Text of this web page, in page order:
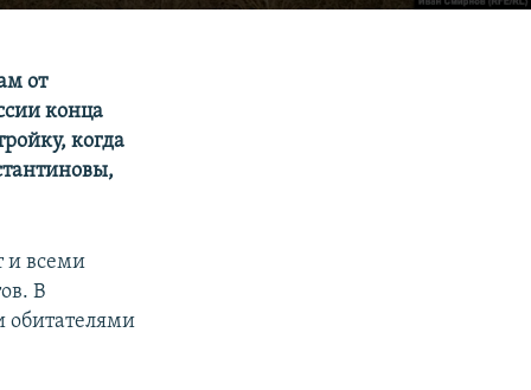
от
конца
когда
и всеми
В
обитателями